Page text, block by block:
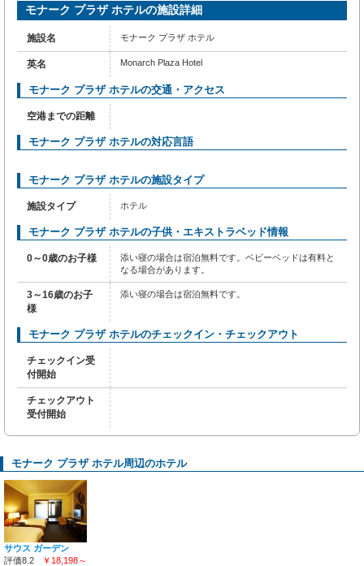
便を感じることなく要件を満たしてくれることを保証します。当宿泊施設は完全
禁煙です。当宿泊施設には、快適な眠りに必要なすべての便利な設備が整ってお
ります。一部の客室にはエアコンやリネンのサービスが備わっておりますので、
快適なご滞在をお楽しみください。 モナーク プラザ ホテルでは、独立したリビ
ングルームやバルコニーまたはテラスを備えた客室もあり、さまざまな客室構成
からお選びいただけます。一部の客室には、ビデオストリーミング、日刊紙また
はテレビが備え付けられており、ゲストを楽しませてくれるでしょう。 一部の
客室では、室内でお飲み物をお楽しみいただけます。 客室のバスルームには、
バスローブ、タオル、ドライヤーを備え付けております。 最も理想的な方法
で、休暇体験に乗り出しましょう。ご滞在の毎朝は、ホテル内の朝食からはじめ
ましょう。 施設内のレストランでは、おいしくて利用しやすい食事を選ぶこと
様が楽しめるレクリエーション設備があります。 当宿泊施設のフィットネスセ
ンターを、日課のエクササイズに取り組んだり、汗を流して時差ぼけを解消した
りするためにご利用ください。
モナーク プラザ ホテルの施設詳細
施設名 モナーク プラザ ホテル
英名 Monarch Plaza Hotel
モナーク プラザ ホテルの交通・アクセス
空港までの距離
モナーク プラザ ホテルの対応言語
モナーク プラザ ホテルの施設タイプ
施設タイプ ホテル
モナーク プラザ ホテルの子供・エキストラベッド情報
0～0歳のお子様
添い寝の場合は宿泊無料です。ベビーベッドは有料と
なる場合があります。
3～16歳のお子
様
添い寝の場合は宿泊無料です。
モナーク プラザ ホテルのチェックイン・チェックアウト
チェックイン受
付開始
チェックアウト
受付開始
モナーク プラザ ホテル周辺のホテル
サウス ガーデン
評価8.2
￥18,198～